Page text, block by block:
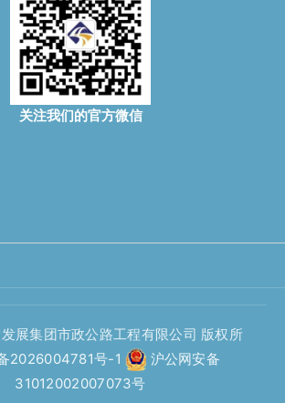
关注我们的官方微信
发展集团市政公路工程有限公司 版权所
2026004781号-1
沪公网安备
31012002007073号